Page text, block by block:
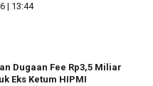
| 13:44
Dugaan Fee Rp3,5 Miliar
Eks Ketum HIPMI